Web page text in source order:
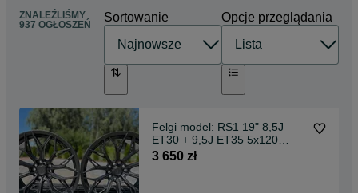
ZNALEŹLIŚMY
937 OGŁOSZEŃ
Sortowanie Opcje przeglądania
Felgi model: RS1 19" 8,5J
ET30 + 9,5J ET35 5x120
Matte Gray
3 650 zł